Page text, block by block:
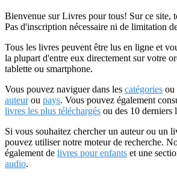
Bienvenue sur Livres pour tous! Sur ce site,
Pas d'inscription nécessaire ni de limitation
Tous les livres peuvent être lus en ligne et
la plupart d'entre eux directement sur votre
tablette ou smartphone.
Vous pouvez naviguer dans les catégories ou
auteurou pays. Vous pouvez également
livres les plus téléchargés ou des 10 derniers
Si vous souhaitez chercher un auteur ou un
pouvez utiliser notre moteur de recherche.
également de livres pour enfants et une
audio.